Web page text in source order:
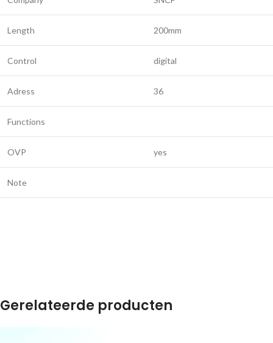
Length 200mm
Control digital
Adress 36
Functions
OVP yes
Note
Gerelateerde producten